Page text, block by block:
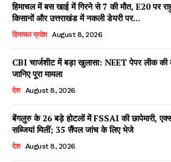
Facebook
X WhatsApp
Share
हिमाचल में बस खाई में गिरने से 7 की मौत, E20 पर
किसानों और उत्तराखंड में नकली डेयरी पर...
हिमाचल प्रदेश August 8, 2026
CBI चार्जशीट में बड़ा खुलासा: NEET पेपर लीक की
जानिए पूरा मामला
देश August 8, 2026
बेंगलुरु के 26 बड़े होटलों में FSSAI की छापेमारी,
सब्जियां मिलीं; 35 सैंपल जांच के लिए भेजे
देश August 8, 2026